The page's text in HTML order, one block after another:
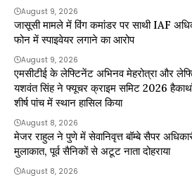
August 9, 2026
जासूसी मामले में विंग कमांडर पर साथी IAF
फोन में स्पाइवेयर लगाने का आरोप
August 9, 2026
एमसीटीई के लेफ्टिनेंट अभिनव मेहरोत्रा और
यशवंत सिंह ने फ्यूचर क्राइम समिट 2026
शीर्ष पांच में स्थान हासिल किया
August 8, 2026
मेजर राहुल ने पुणे में सेवानिवृत्त बॉम्बे सैपर
मुलाकात, पूर्व सैनिकों से अटूट नाता दोहराया
August 8, 2026